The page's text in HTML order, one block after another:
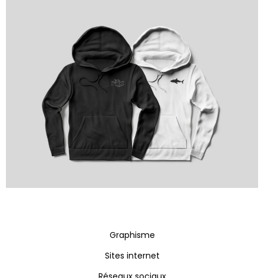
Graphisme
Sites internet